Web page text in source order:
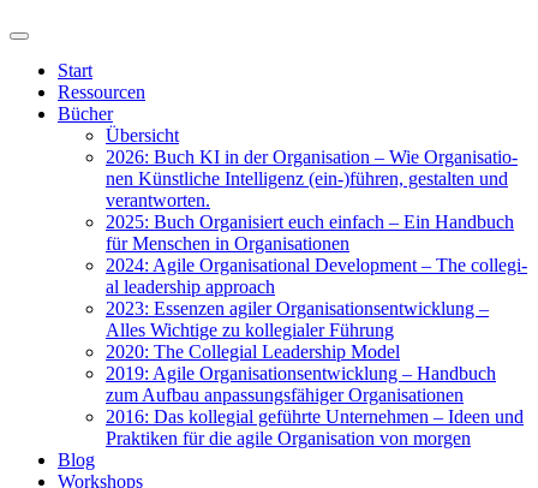
Start
Res­sour­cen
Bücher
Über­sicht
2026: Buch KI in der Orga­ni­sa­ti­on – Wie Orga­ni­sa­tio­
nen Künst­li­che Intel­li­genz (ein-)führen, gestal­ten und
ver­ant­wor­ten.
2025: Buch Orga­ni­siert euch ein­fach – Ein Hand­buch
für Men­schen in Orga­ni­sa­tio­nen
2024: Agi­le Orga­ni­sa­tio­nal Deve­lo­p­ment – The col­le­gi­
al lea­der­ship approach
2023: Essen­zen agi­ler Orga­ni­sa­ti­ons­ent­wick­lung –
Alles Wich­ti­ge zu kol­le­gia­ler Füh­rung
2020: The Col­le­gi­al Lea­der­ship Model
2019: Agi­le Orga­ni­sa­ti­ons­ent­wick­lung – Hand­buch
zum Auf­bau anpas­sungs­fä­hi­ger Orga­ni­sa­tio­nen
2016: Das kol­le­gi­al geführ­te Unter­neh­men – Ideen und
Prak­ti­ken für die agi­le Orga­ni­sa­ti­on von mor­gen
Blog
Work­shops